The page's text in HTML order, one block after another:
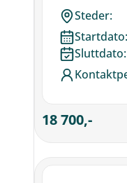
Steder:
Startdato:
Sluttdato:
18 700,-